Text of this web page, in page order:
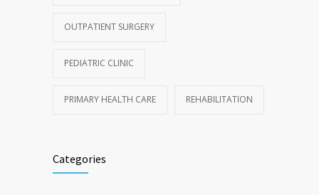
OUTPATIENT SURGERY
PEDIATRIC CLINIC
PRIMARY HEALTH CARE REHABILITATION
Categories